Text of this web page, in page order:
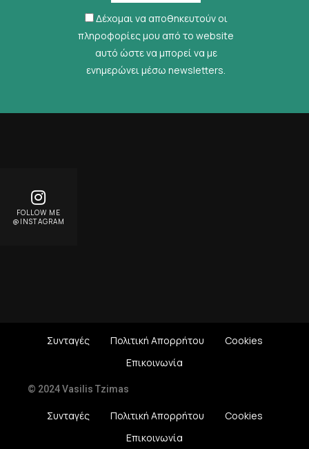
Δέχομαι να αποθηκευτούν οι
πληροφορίες μου από το website
αυτό ώστε να μπορεί να με
ενημερώνει μέσω newsletters.
FOLLOW ME
@INSTAGRAM
Συνταγές Πολιτική Απορρήτου
Cookies
Επικοινωνία
© 2024 Vasilis Tzimas
Συνταγές Πολιτική Απορρήτου
Cookies
Επικοινωνία